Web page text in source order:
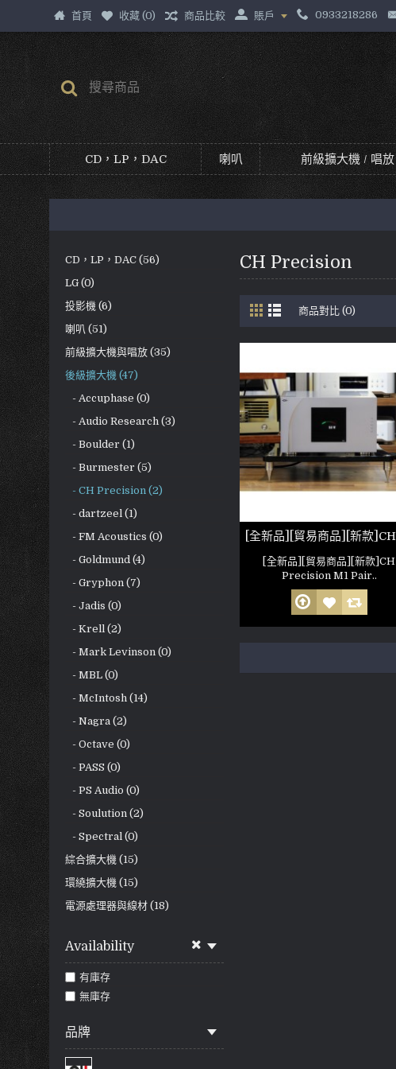
首頁 收藏 (0) 商品比較 賬戶 0933218286
CD，LP，DAC 喇叭 前級擴大機 / 唱放
CD，LP，DAC (56)
LG (0)
投影機 (6)
喇叭 (51)
前級擴大機與唱放 (35)
後級擴大機 (47)
- Accuphase (0)
- Audio Research (3)
- Boulder (1)
- Burmester (5)
- CH Precision (2)
- dartzeel (1)
- FM Acoustics (0)
- Goldmund (4)
- Gryphon (7)
- Jadis (0)
- Krell (2)
- Mark Levinson (0)
- MBL (0)
- McIntosh (14)
- Nagra (2)
- Octave (0)
- PASS (0)
- PS Audio (0)
- Soulution (2)
- Spectral (0)
綜合擴大機 (15)
環繞擴大機 (15)
電源處理器與線材 (18)
Availability
有庫存
無庫存
品牌
CH Precision
商品對比 (0)
[全新品][貿易商品][新款]CH
Precision M1 Pair..